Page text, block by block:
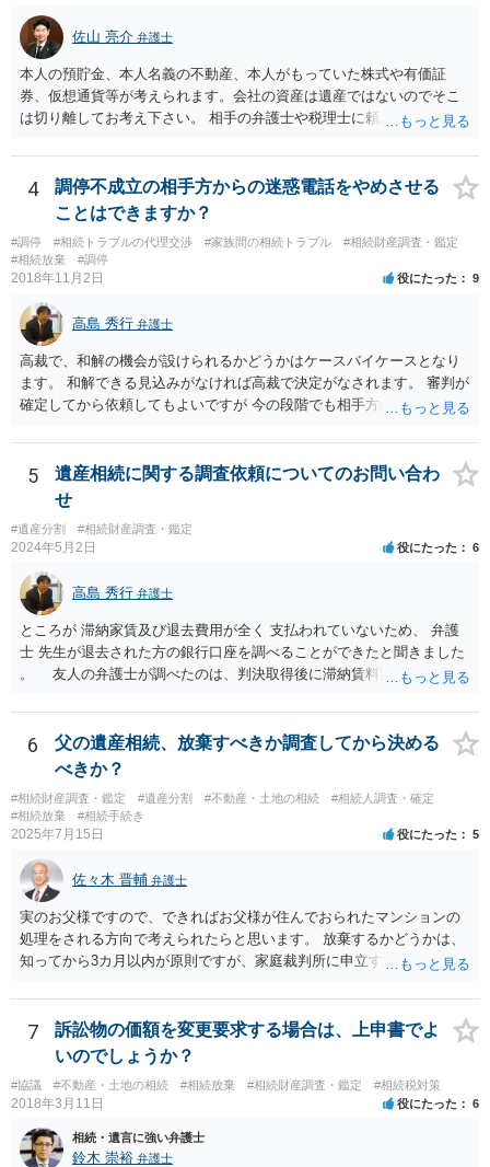
佐山 亮介 弁護士
本人の預貯金、本人名義の不動産、本人がもっていた株式や有価証
券、仮想通貨等が考えられます。会社の資産は遺産ではないのでそこ
は切り離してお考え下さい。 相手の弁護士や税理士に頼んでも守秘義
意に開示を求め、応じなければ「調査嘱託」という手続きを使って銀
行等に照会をかけることになるでしょう。 不動産は、相続登記が済ん
でいなければ市役所ないし区役所に、お子様と義父様のつながりがわ
かる戸籍一式を揃えてもちこみ、「名寄せ」という手続きをすると、
分かると思います。遺産分割協議書の偽造等により既に相続登記され
てしまっている場合は、住所などに当たりをつけて登記名義を調べて
すが、現代では、各々が自由に価格設定をしていますので、特に相場
はお示しできません。ただし、かつて日本弁護士連合会が設けていた
報酬基準を踏まえて価格設定している弁護士は一定数いると思います
ので、それが一応の目安となるでしょう。
4
調停不成立の相手方からの迷惑電話をやめさせる
ことはできますか？
#調停 #相続トラブルの代理交渉 #家族間の相続トラブル
#相続財産調査・鑑定
#相続放棄
#調停
2018年11月2日 役にたった 9
高島 秀行 弁護士
高裁で、和解の機会が設けられるかどうかはケースバイケースとなり
ます。 和解できる見込みがなければ高裁で決定がなされます。 審判が
確定してから依頼してもよいですが 今の段階でも相手方の連絡が迷惑
5
遺産相続に関する調査依頼についてのお問い合わ
せ
#遺産分割 #相続財産調査・鑑定
2024年5月2日 役にたった 6
高島 秀行 弁護士
ところが 滞納家賃及び退去費用が全く 支払われていないため、 弁護
士 先生が退去された方の銀行口座を調べることができたと聞きました
。 友人の弁護士が調べたのは、判決取得後に滞納賃料回収のため
預金の入出金履歴を調べたわけではありません。 残念ながら、事案
や目的も異なりますし、開示の内容も異なります。
6
父の遺産相続、放棄すべきか調査してから決める
べきか？
#相続財産調査・鑑定 #遺産分割 #不動産・土地の相続
#相続人調査・確定
#相続放棄
#相続手続き
2025年7月15日 役にたった 5
佐々木 晋輔 弁護士
実のお父様ですので、できればお父様が住んでおられたマンションの
処理をされる方向で考えられたらと思います。 放棄するかどうかは、
知ってから3カ月以内が原則ですが、家庭裁判所に申立すれば3カ月の
放棄するかどうか決めることができます。 銀行やサラ金が数年も放置
することはありませんので、数年後に借金が発見される可能性はほぼ
ありません。 なお、私が扱った相続放棄を検討していた案件で、期間
伸長して調査したところ、サラ金に対する過払金など相当な財産が見
つかったため相続したという事例がありました。
7
訴訟物の価額を変更要求する場合は、上申書でよ
いのでしょうか？
#協議 #不動産・土地の相続 #相続放棄 #相続財産調査・鑑定 #相続税対策
2018年3月11日 役にたった 6
相続・遺言に強い弁護士
鈴木 崇裕 弁護士